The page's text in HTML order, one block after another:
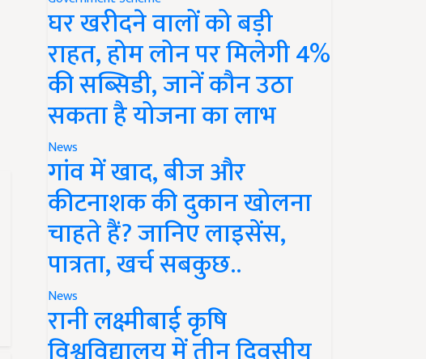
घर खरीदने वालों को बड़ी
राहत, होम लोन पर मिलेगी 4%
की सब्सिडी, जानें कौन उठा
सकता है योजना का लाभ
News
गांव में खाद, बीज और
कीटनाशक की दुकान खोलना
चाहते हैं? जानिए लाइसेंस,
पात्रता, खर्च सबकुछ..
News
रानी लक्ष्मीबाई कृषि